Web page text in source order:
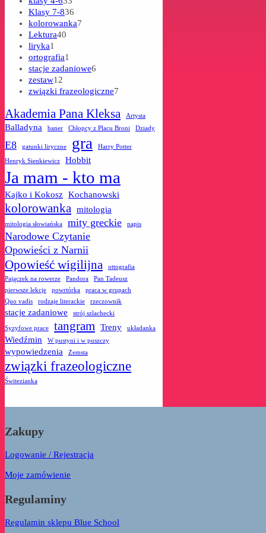
produkty
Klasy 7-836
produktów
kolorowanka7
Lektura40
liryka1
produkt
ortografia1
produkt
stacje zadaniowe6
zestaw12
produktów
związki frazeologiczne7
Akademia Pana Kleksa Artysta
Balladyna baner Chłopcy z Placu Broni Dziady
E8 gatunki liryczne gra Harry Potter
Henryk Sienkiewicz Hobbit
Ja mam - kto ma
Kajko i Kokosz Kochanowski
kolorowanka mitologia
mitologia słowiańska mity greckie napis
Narodowe Czytanie
Opowieści z Narnii
Opowieść wigilijna
ottografia
Pajączek na rowerze
Pandora
Pan Tadeusz
pierwsze lekcje
powrtórka
praca w grupach
Quo vadis
rodzaje literackie rzeczownik
stacje zadaniowe strój szlachecki
Syzyfowe prace tangram Treny układanka
Wiedźmin W pustyni i w puszczy
wypowiedzenia Zemsta
związki frazeologiczne
Świtezianka
Zakupy
Logowanie / Rejestracja
Moje zamówienie
Regulaminy
Regulamin sklepu Blue School